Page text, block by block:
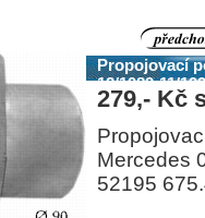
Propojovací
12/1983-11/
3700/4250
279,- Kč
Mercedes
52195